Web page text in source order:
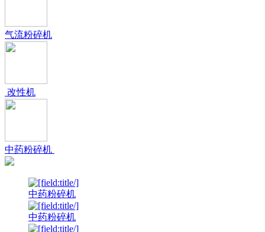
气流粉碎机
改性机
中药粉碎机
中药粉碎机
中药粉碎机